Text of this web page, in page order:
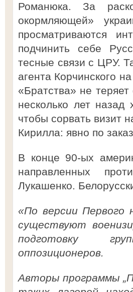
Романюка. За
окормляющей»
просматриваются
подчинить себе
тесные связи с ЦРУ.
агента Корчинского
«Братства» не
несколько лет
чтобы сорвать визит
Кирилла: явно по
В конце 90-ых
направленных
Лукашенко.
«По версии Первого
существуют
подготовку
оппозиционеров.
Авторы программы